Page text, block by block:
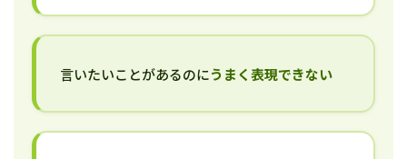
言いたいことがあるのにうまく表現できない